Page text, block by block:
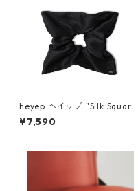
heyep ヘイップ "Silk Square
Medium Scrunchie" hp0324
(BLK)
¥7,590